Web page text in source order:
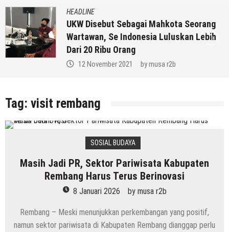
HEADLINE
UKW Disebut Sebagai Mahkota Seorang
Wartawan, Se Indonesia Luluskan Lebih
Dari 20 Ribu Orang
12 November 2021 bymusa r2b
Tag: visit rembang
SOSIAL BUDAYA
Masih Jadi PR, Sektor Pariwisata Kabupaten
Rembang Harus Terus Berinovasi
8 Januari 2026 by musa r2b
Rembang – Meski menunjukkan perkembangan yang positif,
namun sektor pariwisata di Kabupaten Rembang dianggap perlu